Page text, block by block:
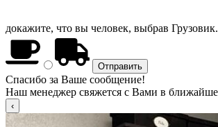
докажите, что вы человек, выбрав Грузовик.
Спасибо за Ваше сообщение!
Наш менеджер свяжется с Вами в